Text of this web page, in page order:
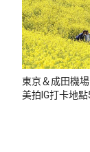
東京＆成田機
美拍IG打卡地點